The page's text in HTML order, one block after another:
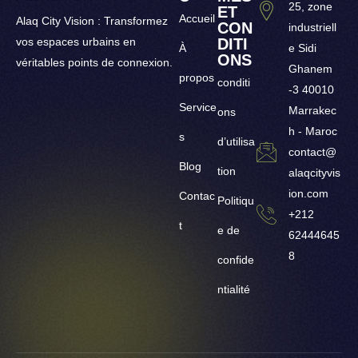
Alaq City Vision : Transformez
vos espaces urbains en
véritables points de connexion.
Accueil
À
propos
Service
s
Blog
Contac
t
ET
CON
DITI
ONS
conditi
ons
d’utilisa
tion
Politiqu
e de
confide
ntialité
25, zone
industriell
e Sidi
Ghanem
-3 40010
Marrakec
h - Maroc
contact@
alaqcityvis
ion.com
+212
62444645
8